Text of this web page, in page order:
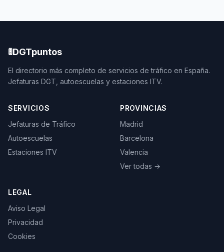
🚦DGTpuntos
El directorio más completo de servicios de tráfico en España.
Jefaturas DGT, autoescuelas y estaciones ITV.
SERVICIOS
Jefaturas de Tráfico
Autoescuelas
Estaciones ITV
PROVINCIAS
Madrid
Barcelona
Valencia
Ver todas →
LEGAL
Aviso Legal
Privacidad
Cookies